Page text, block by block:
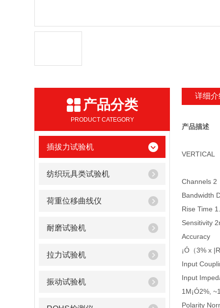
产品分类
PRODUCT CATEGORY
插拔力试验机
纺织玩具类试验机
荷重位移曲线仪
耐磨试验机
拉力试验机
振动试验机
详细介
产品描述
VERTICAL
Channels 2
Bandwidth
Rise Time
Sensitivity
Accuracy
¡Ó（3% x
Input
Input
1M¡Ó2%,
Polarity